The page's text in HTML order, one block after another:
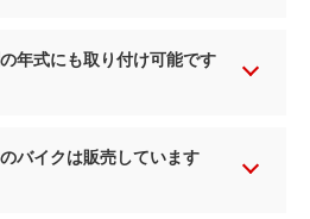
年式にも取り付け可能です
バイクは販売しています